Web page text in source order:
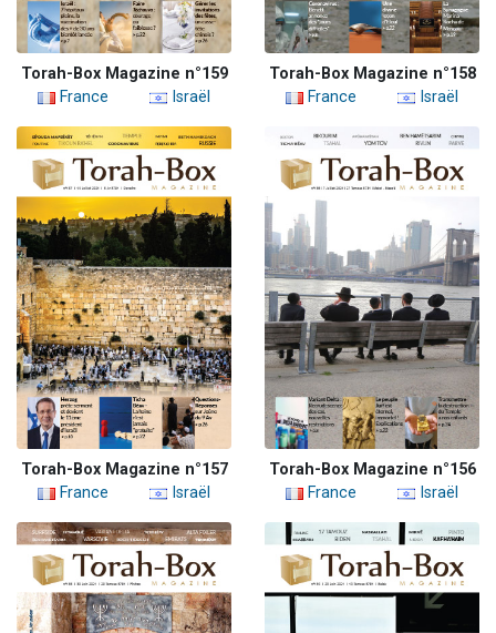
Torah-Box Magazine n°159
France
Israël
Torah-Box Magazine n°158
France
Israël
Torah-Box Magazine n°157
France
Israël
Torah-Box Magazine n°156
France
Israël